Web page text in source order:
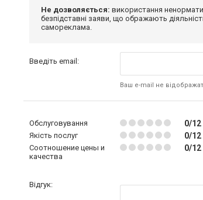
Не дозволяється: використання
безпідставні заяви, що ображають
самореклама.
Введіть email:
Ваш e-mail не
Обслуговування 0/12
Якість послуг 0/12
Соотношение цены и
качества
0/12
Відгук: